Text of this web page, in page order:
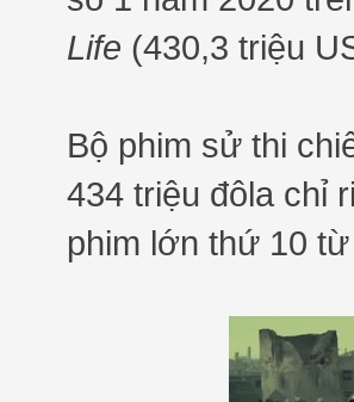
Life (430,3 triệu
Bộ phim sử thi
434 triệu đôla chỉ
phim lớn thứ 10